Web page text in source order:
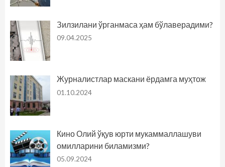
Зилзилани ўрганмаса ҳам бўлаверадими?
09.04.2025
Журналистлар маскани ёрдамга муҳтож
01.10.2024
Кино Олий ўқув юрти мукаммаллашуви
омилларини биламизми?
05.09.2024